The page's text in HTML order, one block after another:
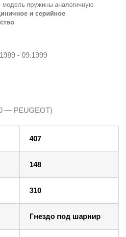
модель пружины аналогичную
и серийное
- 09.1999
— PEUGEOT)
407
148
310
Гнездо под шарнир